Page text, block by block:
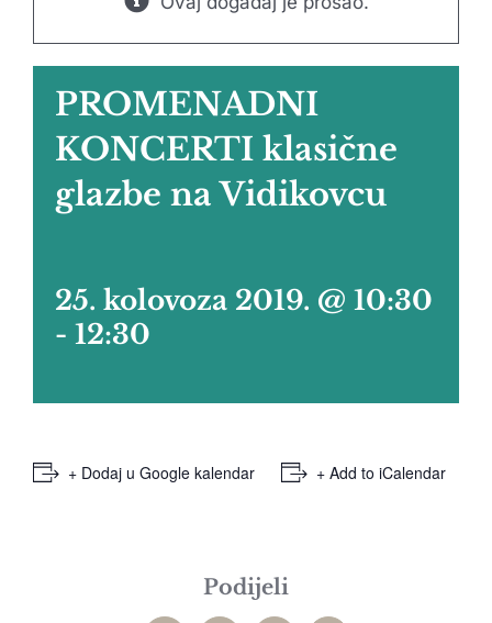
PROMENADNI
KONCERTI klasične
glazbe na Vidikovcu
25. kolovoza 2019. @ 10:30
- 12:30
+ Dodaj u Google kalendar + Add to iCalendar
Podijeli